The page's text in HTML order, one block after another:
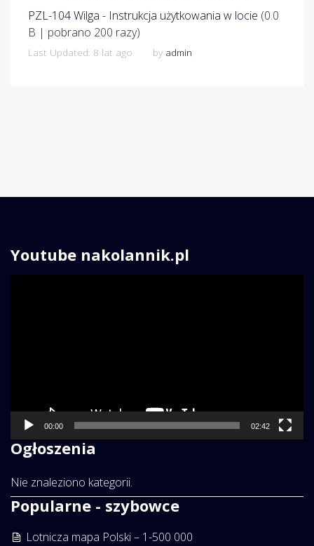
PZL-104 Wilga - Instrukcja użytkowania w locie (0.0
B | pobrano 200 razy)
Last Updated: 8 lat ago by admin
Youtube nakolannik.pl
00:00 02:42
Ogłoszenia
Nie znaleziono kategorii.
Popularne - szybowce
Lotnicza mapa Polski – 1-500 000